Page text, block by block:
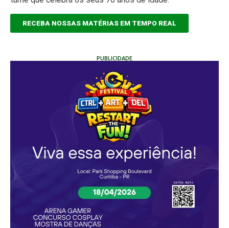
RECEBA NOSSAS MATÉRIAS EM TEMPO REAL
PUBLICIDADE